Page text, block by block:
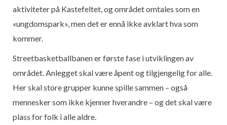
aktiviteter på Kastefeltet, og området omtales som en
«ungdomspark», men det er ennå ikke avklart hva som
kommer.
Streetbasketballbanen er første fase i utviklingen av
området. Anlegget skal være åpent og tilgjengelig for alle.
Her skal store grupper kunne spille sammen – også
mennesker som ikke kjenner hverandre – og det skal være
plass for folk i alle aldre.